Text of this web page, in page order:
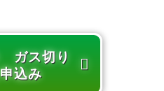
ガス切り
込み